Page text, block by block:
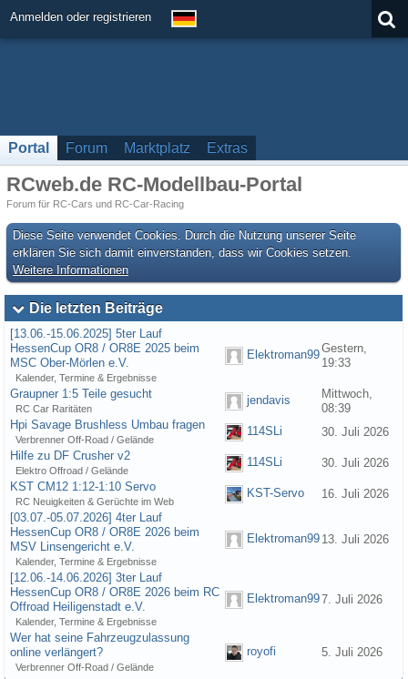
Anmelden oder registrieren
Portal Forum Marktplatz Extras
RCweb.de RC-Modellbau-Portal
Forum für RC-Cars und RC-Car-Racing
Diese Seite verwendet Cookies. Durch die Nutzung unserer Seite
erklären Sie sich damit einverstanden, dass wir Cookies setzen.
Weitere Informationen
Die letzten Beiträge
[13.06.-15.06.2025] 5ter Lauf
HessenCup OR8 / OR8E 2025 beim
MSC Ober-Mörlen e.V.
Kalender, Termine & Ergebnisse
Elektroman99Gestern,
19:33
Graupner 1:5 Teile gesucht
RC Car Raritäten
jendavis
Mittwoch,
08:39
Hpi Savage Brushless Umbau fragen
Verbrenner Off-Road / Gelände
114SLi
30. Juli 2026
Hilfe zu DF Crusher v2
Elektro Offroad / Gelände
114SLi
30. Juli 2026
KST CM12 1:12-1:10 Servo
RC Neuigkeiten & Gerüchte im Web
KST-Servo
16. Juli 2026
[03.07.-05.07.2026] 4ter Lauf
HessenCup OR8 / OR8E 2026 beim
MSV Linsengericht e.V.
Kalender, Termine & Ergebnisse
Elektroman99 13. Juli 2026
[12.06.-14.06.2026] 3ter Lauf
HessenCup OR8 / OR8E 2026 beim RC
Offroad Heiligenstadt e.V.
Kalender, Termine & Ergebnisse
Elektroman997. Juli 2026
Wer hat seine Fahrzeugzulassung
online verlängert?
Verbrenner Off-Road / Gelände
royofi 5. Juli 2026